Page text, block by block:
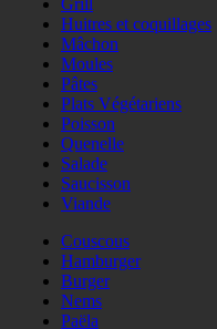
Grill
Huitres et coquillages
Mâchon
Moules
Pâtes
Plats Végétariens
Poisson
Quenelle
Salade
Saucisson
Viande
Couscous
Hamburger
Burger
Nems
Paëla